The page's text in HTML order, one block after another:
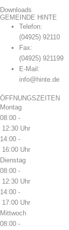
Downloads
GEMEINDE HINTE
Telefon:
(04925) 92110
Fax:
(04925) 921199
E-Mail:
info@hinte.de
ÖFFNUNGSZEITEN
Montag
08:00 -
12:30 Uhr
14:00 -
16:00 Uhr
Dienstag
08:00 -
12:30 Uhr
14:00 -
17:00 Uhr
Mittwoch
08:00 -